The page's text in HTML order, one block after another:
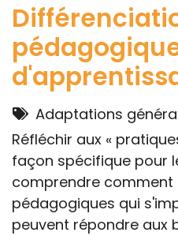
Adaptations
Réfléchir aux «
façon spécifique pour
comprendre comment
pédagogiques qui
peuvent répondre aux